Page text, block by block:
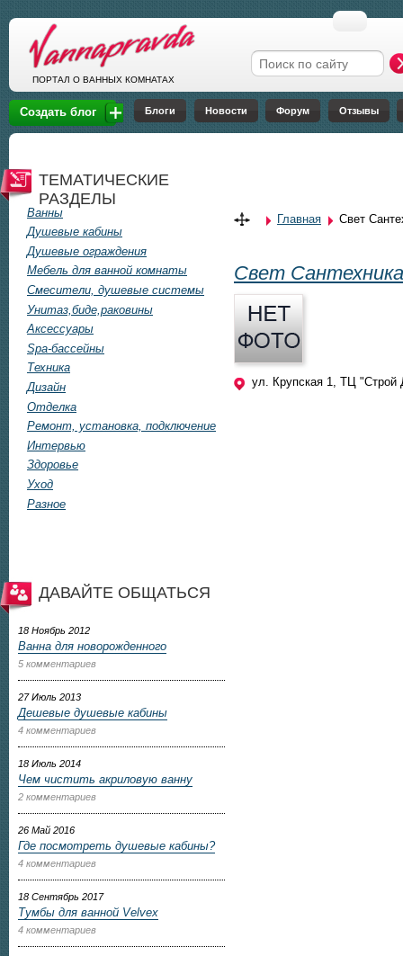
ПОРТАЛ О ВАННЫХ КОМНАТАХ Форма поиска
Создать блог Блоги Новости Форум Отзывы
ТЕМАТИЧЕСКИЕ
РАЗДЕЛЫ
Ванны
Душевые кабины
Душевые ограждения
Мебель для ванной комнаты
Смесители, душевые системы
Унитаз,биде,раковины
Аксессуары
Spa-бассейны
Техника
Дизайн
Отделка
Ремонт, установка, подключение
Интервью
Здоровье
Уход
Разное
ДАВАЙТЕ ОБЩАТЬСЯ
18 Ноябрь 2012
Ванна для новорожденного
5 комментариев
27 Июль 2013
Дешевые душевые кабины
4 комментариев
18 Июль 2014
Чем чистить акриловую ванну
2 комментариев
26 Май 2016
Где посмотреть душевые кабины?
4 комментариев
18 Сентябрь 2017
Тумбы для ванной Velvex
4 комментариев
Вы здесь
Главная Свет
Свет Сантехника
ул. Крупская 1, ТЦ "Строй